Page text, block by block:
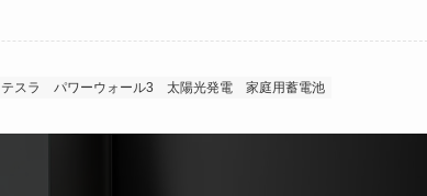
テスラ パワーウォール3 太陽光発電 家庭用蓄電池